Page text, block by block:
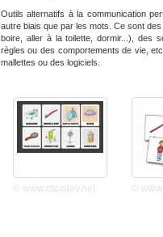
Outils alternatifs à la communication
autre biais que par les mots. Ce sont
boire, aller à la toilette, dormir...), des
règles ou des comportements de vie,
mallettes ou des logiciels.
© www.ctexdev.net ©